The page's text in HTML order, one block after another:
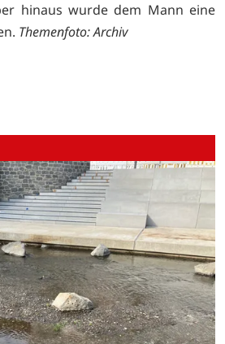
hinaus wurde dem Mann eine
Themenfoto: Archiv